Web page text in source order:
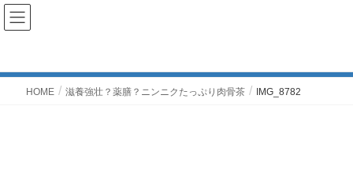
HOME 滋養強壮？薬膳？ニンニクたっぷり肉骨茶 IMG_8782